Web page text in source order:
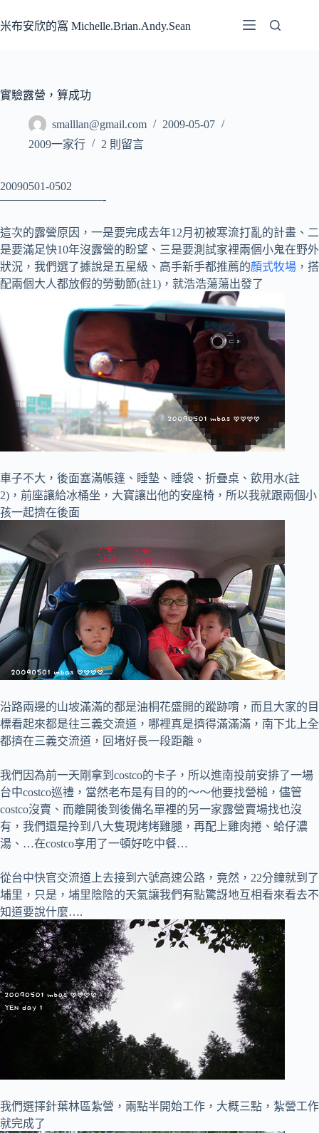
至
容
米布安欣的窩 Michelle.Brian.Andy.Sean
實驗露營，算成功
smalllan@gmail.com
2009-05-07
2009一家行
2 則留言
20090501-0502
—————————-
這次的露營原因，一是要完成去年12月初被寒流打亂的計畫、二
是要滿足快10年沒露營的盼望、三是要測試家裡兩個小鬼在野外
狀況，我們選了據說是五星級、高手新手都推薦的顏式牧場 ，搭
配兩個大人都放假的勞動節(註1)，就浩浩蕩蕩出發了
車子不大，後面塞滿帳篷、睡墊、睡袋、折疊桌、飲用水(註
2)，前座讓給冰桶坐，大寶讓出他的安座椅，所以我就跟兩個小
孩一起擠在後面
沿路兩邊的山坡滿滿的都是油桐花盛開的蹤跡唷，而且大家的目
標看起來都是往三義交流道，哪裡真是擠得滿滿滿，南下北上全
都擠在三義交流道，回堵好長一段距離。
我們因為前一天剛拿到costco的卡子，所以進南投前安排了一場
台中costco巡禮，當然老布是有目的的～～他要找營槌，儘管
costco沒賣、而離開後到後備名單裡的另一家露營賣場找也沒
有，我們還是拎到八大隻現烤烤雞腿，再配上雞肉捲、蛤仔濃
湯、…在costco享用了一頓好吃中餐…
從台中快官交流道上去接到六號高速公路，竟然，22分鐘就到了
埔里，只是，埔里陰陰的天氣讓我們有點驚訝地互相看來看去不
知道要說什麼….
我們選擇針葉林區紮營，兩點半開始工作，大概三點，紮營工作
就完成了